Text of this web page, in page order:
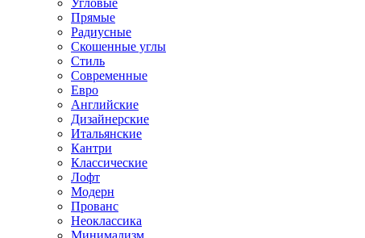
Прямые
Радиусные
Скошенные углы
Стиль
Современные
Евро
Английские
Дизайнерские
Итальянские
Кантри
Классические
Лофт
Модерн
Прованс
Неоклассика
Минимализм